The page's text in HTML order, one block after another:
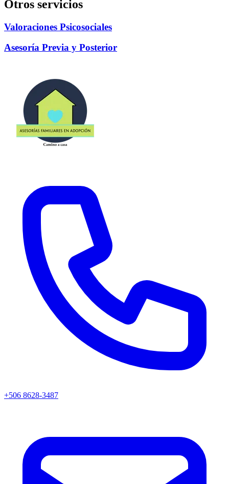
Otros servicios
Valoraciones Psicosociales
Asesoría Previa y Posterior
+506 8628-3487